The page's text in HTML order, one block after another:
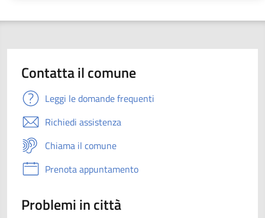
Contatta il comune
Leggi le domande frequenti
Richiedi assistenza
Chiama il comune
Prenota appuntamento
Problemi in città